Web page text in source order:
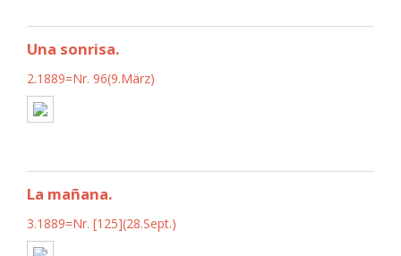
Una sonrisa.
2.1889=Nr. 96(9.März)
La mañana.
3.1889=Nr. [125](28.Sept.)